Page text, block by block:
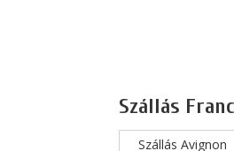
Szállás
Szállás Avignon